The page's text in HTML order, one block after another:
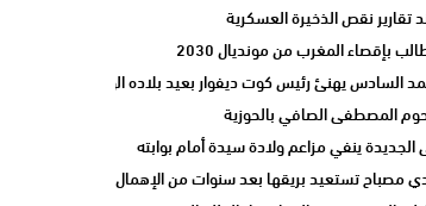
تقارير نقص الذخيرة العسكرية
بإقصاء المغرب من مونديال 2030
السادس يهنئ رئيس كوت ديفوار بعيد بلاده الوطني
المصطفى الصافي بالحوزية
ينفي مزاعم ولادة سيدة أمام بوابته
مصباح تستعيد بريقها بعد سنوات من الإهمال